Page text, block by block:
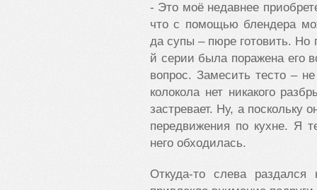
- Это моё недавнее
что с помощью блендера
да супы – пюре готовить. Но
й серии была поражена его
вопрос. Замесить тесто –
колокола нет никакого
застревает. Ну, а поскольку
передвижения по кухне. Я
него обходилась.
Откуда-то слева